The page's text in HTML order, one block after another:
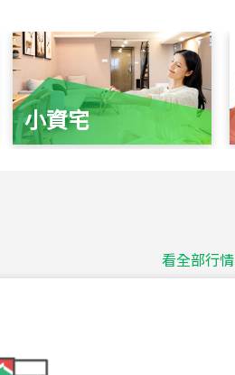
小資宅
看全部行情
台北市中山區長春路